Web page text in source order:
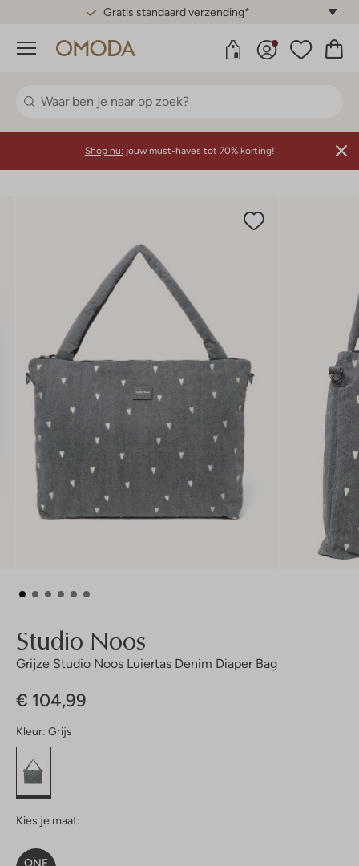
Gratis standaard verzending*
Menu
Shop nu: jouw must-haves tot 70% korting!
Studio Noos
Grijze Studio Noos Luiertas Denim Diaper Bag
€ 104,99
Kleur: Grijs
Kies je maat:
ONE